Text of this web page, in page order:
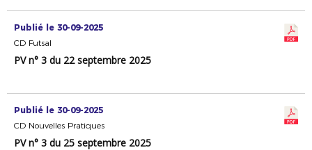
Publié le 30-09-2025
CD Futsal
PV n° 3 du 22 septembre 2025
Publié le 30-09-2025
CD Nouvelles Pratiques
PV n° 3 du 25 septembre 2025